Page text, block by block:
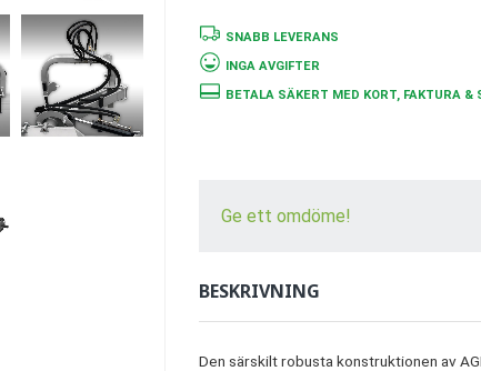
SNABB LEVERANS
INGA AVGIFTER
BETALA SÄKERT MED KORT, FAKTURA &
Ge ett omdöme!
BESKRIVNING
Den särskilt robusta konstruktionen av